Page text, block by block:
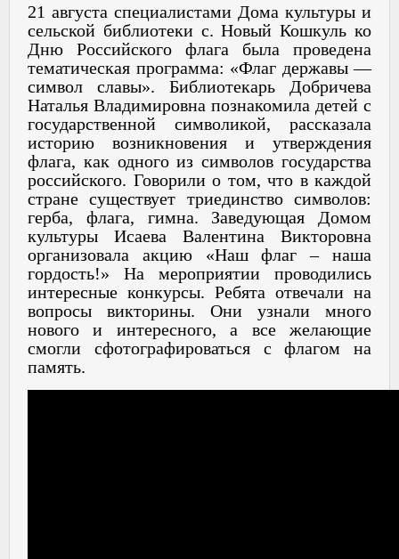
21 августа специалистами Дома культуры и
сельской библиотеки с. Новый Кошкуль ко
Дню Российского флага была проведена
тематическая программа: «Флаг державы —
символ славы». Библиотекарь Добричева
Наталья Владимировна познакомила детей с
государственной символикой, рассказала
историю возникновения и утверждения
флага, как одного из символов государства
российского. Говорили о том, что в каждой
стране существует триединство символов:
герба, флага, гимна. Заведующая Домом
культуры Исаева Валентина Викторовна
организовала акцию «Наш флаг – наша
гордость!» На мероприятии проводились
интересные конкурсы. Ребята отвечали на
вопросы викторины. Они узнали много
нового и интересного, а все желающие
смогли сфотографироваться с флагом на
память.